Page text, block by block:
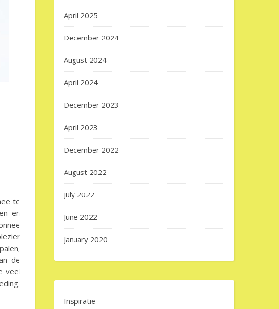
te
en
de
veel
April 2025
December 2024
August 2024
April 2024
December 2023
April 2023
December 2022
August 2022
July 2022
June 2022
January 2020
Inspiratie